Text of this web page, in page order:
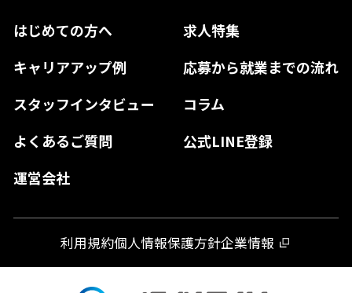
はじめての方へ
求人特集
キャリアアップ例
応募から就業までの流れ
スタッフインタビュー
コラム
よくあるご質問
公式LINE登録
運営会社
奈良県
和歌山県
島根県
山口県
徳島県
熊本県
宮崎県
鹿児島県
利用規約個人情報保護方針企業情報